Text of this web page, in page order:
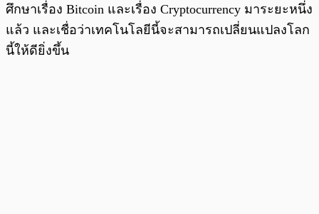
ศึกษาเรื่อง Bitcoin และเรื่อง Cryptocurrency มาระยะหนึ่ง
แล้ว และเชื่อว่าเทคโนโลยีนี้จะสามารถเปลี่ยนแปลงโลก
นี้ให้ดียิ่งขึ้น